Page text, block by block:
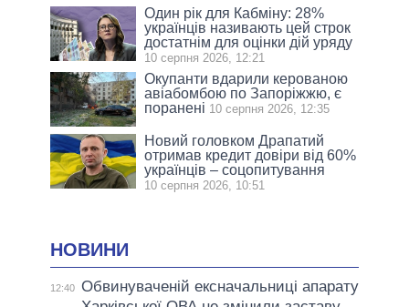
Один рік для Кабміну: 28%
українців називають цей строк
достатнім для оцінки дій уряду
10 серпня 2026, 12:21
Окупанти вдарили керованою
авіабомбою по Запоріжжю, є
поранені 10 серпня 2026, 12:35
Новий головком Драпатий
отримав кредит довіри від 60%
українців – соцопитування
10 серпня 2026, 10:51
НОВИНИ
12:40 Обвинуваченій ексначальниці апарату